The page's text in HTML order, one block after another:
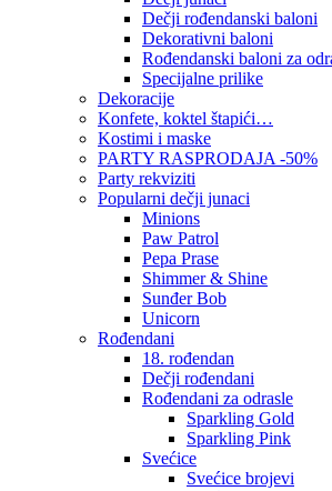
Dečji rođendanski baloni
Dekorativni baloni
Rođendanski baloni za
Specijalne prilike
Dekoracije
Konfete, koktel štapići…
Kostimi i maske
PARTY RASPRODAJA -50%
Party rekviziti
Popularni dečji junaci
Minions
Paw Patrol
Pepa Prase
Shimmer & Shine
Sunđer Bob
Unicorn
Rođendani
18. rođendan
Dečji rođendani
Rođendani za odrasle
Sparkling Gold
Sparkling Pink
Svećice
Svećice brojevi